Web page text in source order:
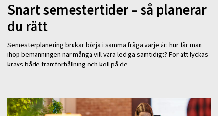
Snart semestertider – så planerar
du rätt
Semesterplanering brukar börja i samma fråga varje år: hur får man
ihop bemanningen när många vill vara lediga samtidigt? För att lyckas
krävs både framförhållning och koll på de …